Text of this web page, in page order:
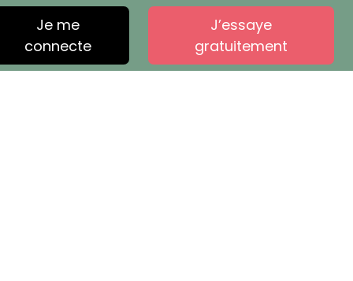
Je me
connecte
J’essaye
gratuitement